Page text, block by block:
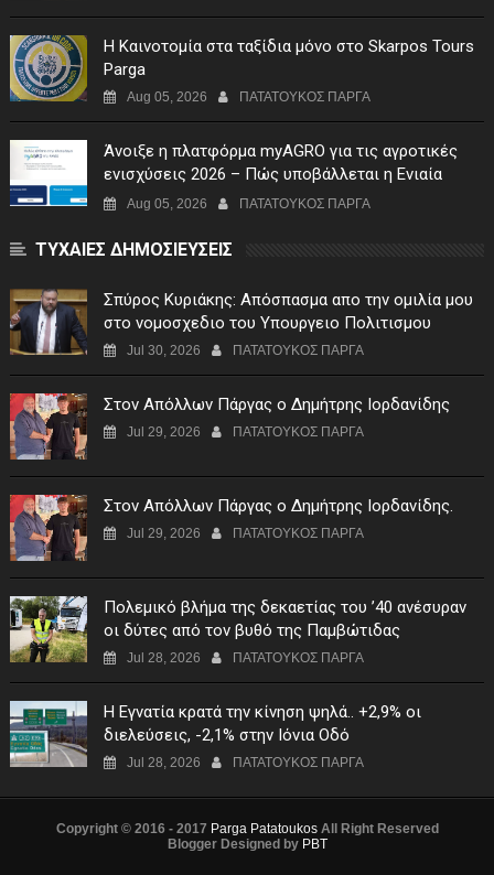
Η Καινοτομία στα ταξίδια μόνο στο Skarpos Tours
Parga
Aug 05, 2026 ΠΑΤΑΤΟΥΚΟΣ ΠΑΡΓΑ
Άνοιξε η πλατφόρμα myAGRO για τις αγροτικές
ενισχύσεις 2026 – Πώς υποβάλλεται η Ενιαία
Αίτηση Ενίσχυσης
Aug 05, 2026 ΠΑΤΑΤΟΥΚΟΣ ΠΑΡΓΑ
ΤΥΧΑΙΕΣ ΔΗΜΟΣΙΕΥΣΕΙΣ
Σπύρος Κυριάκης: Απόσπασμα απο την ομιλία μου
στο νομοσχεδιο του Υπουργειο Πολιτισμου
Jul 30, 2026 ΠΑΤΑΤΟΥΚΟΣ ΠΑΡΓΑ
Στον Απόλλων Πάργας ο Δημήτρης Ιορδανίδης
Jul 29, 2026 ΠΑΤΑΤΟΥΚΟΣ ΠΑΡΓΑ
Στον Απόλλων Πάργας ο Δημήτρης Ιορδανίδης.
Jul 29, 2026 ΠΑΤΑΤΟΥΚΟΣ ΠΑΡΓΑ
Πολεμικό βλήμα της δεκαετίας του ’40 ανέσυραν
οι δύτες από τον βυθό της Παμβώτιδας
Jul 28, 2026 ΠΑΤΑΤΟΥΚΟΣ ΠΑΡΓΑ
Η Εγνατία κρατά την κίνηση ψηλά.. +2,9% οι
διελεύσεις, -2,1% στην Ιόνια Οδό
Jul 28, 2026 ΠΑΤΑΤΟΥΚΟΣ ΠΑΡΓΑ
Copyright © 2016 - 2017 Parga PatatoukosAll Right Reserved
Blogger Designed by PBT